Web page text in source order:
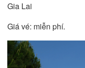
Gia Lai
Giá vé: miễn phí.